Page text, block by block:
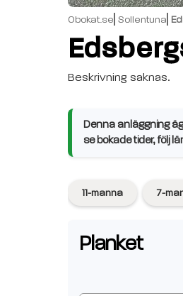
Obokat.se Sollentuna
Beskrivning saknas.
Denna anläggning
se bokade tider, följ
11-manna 7-
Planket